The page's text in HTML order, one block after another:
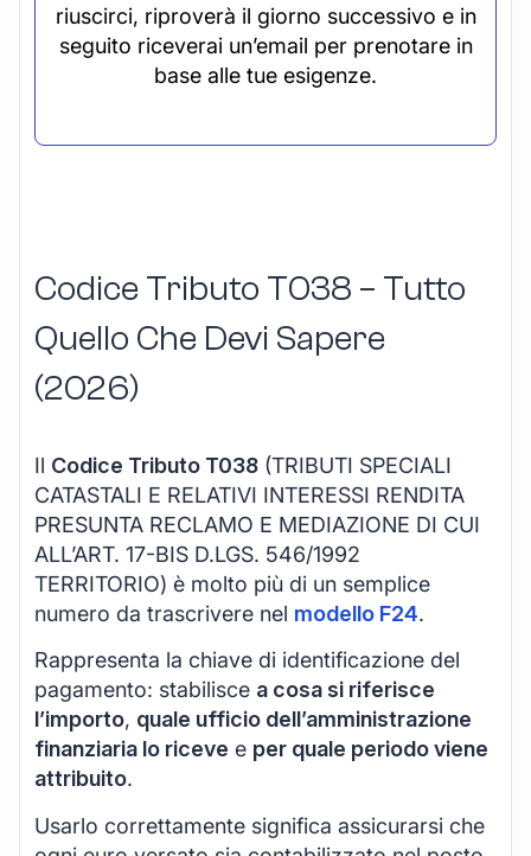
riuscirci, riproverà il giorno successivo e in
seguito riceverai un’email per prenotare in
base alle tue esigenze.
Codice Tributo T038 – Tutto
Quello Che Devi Sapere
(2026)
Il Codice Tributo T038 (TRIBUTI SPECIALI
CATASTALI E RELATIVI INTERESSI RENDITA
PRESUNTA RECLAMO E MEDIAZIONE DI CUI
ALL’ART. 17-BIS D.LGS. 546/1992
TERRITORIO) è molto più di un semplice
numero da trascrivere nel modello F24.
Rappresenta la chiave di identificazione del
pagamento: stabilisce a cosa si riferisce
l’importo, quale ufficio dell’amministrazione
finanziaria lo riceve e per quale periodo viene
attribuito.
Usarlo correttamente significa assicurarsi che